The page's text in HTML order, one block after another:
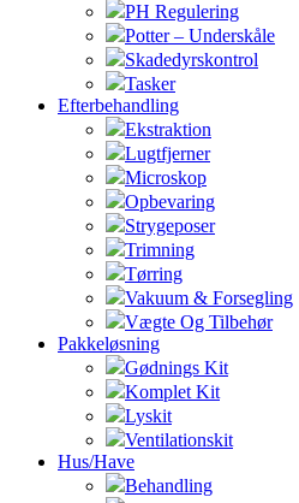
PH Regulering
Potter – Underskåle
Skadedyrskontrol
Tasker
Efterbehandling
Ekstraktion
Lugtfjerner
Microskop
Opbevaring
Strygeposer
Trimning
Tørring
Vakuum & Forsegling
Vægte Og Tilbehør
Pakkeløsning
Gødnings Kit
Komplet Kit
Lyskit
Ventilationskit
Hus/Have
Behandling